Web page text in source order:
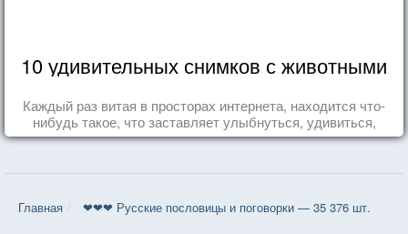
10 удивительных снимков с животными
Каждый раз витая в просторах интернета, находится что-
нибудь такое, что заставляет улыбнуться, удивиться,
восхититься...
Главная ❤❤❤ Русские пословицы и поговорки — 35 376 шт.